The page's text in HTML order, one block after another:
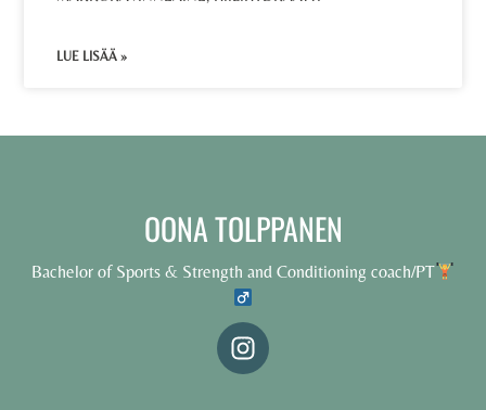
LUE LISÄÄ »
OONA TOLPPANEN
Bachelor of Sports & Strength and Conditioning coach/PT